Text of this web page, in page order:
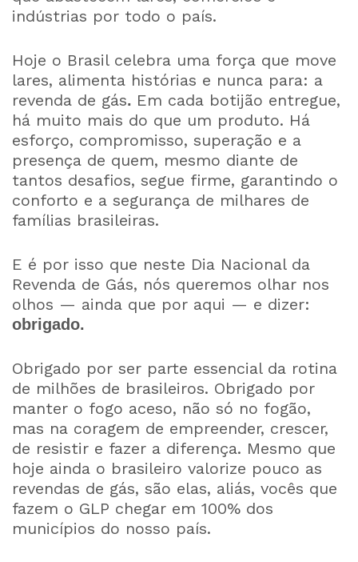
indústrias por todo o país.
Hoje o Brasil celebra uma força que move
lares, alimenta histórias e nunca para: a
revenda de gás. Em cada botijão entregue,
há muito mais do que um produto. Há
esforço, compromisso, superação e a
presença de quem, mesmo diante de
tantos desafios, segue firme, garantindo o
conforto e a segurança de milhares de
famílias brasileiras.
E é por isso que neste Dia Nacional da
Revenda de Gás, nós queremos olhar nos
olhos — ainda que por aqui — e dizer:
obrigado.
Obrigado por ser parte essencial da rotina
de milhões de brasileiros. Obrigado por
manter o fogo aceso, não só no fogão,
mas na coragem de empreender, crescer,
de resistir e fazer a diferença. Mesmo que
hoje ainda o brasileiro valorize pouco as
revendas de gás, são elas, aliás, vocês que
fazem o GLP chegar em 100% dos
municípios do nosso país.